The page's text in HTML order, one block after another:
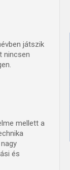
játszik
nincsen
mellett a
és